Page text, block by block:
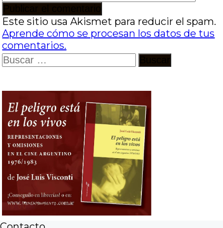
Este sitio usa Akismet para reducir el spam.
Aprende cómo se procesan los datos de tus
comentarios.
Buscar: